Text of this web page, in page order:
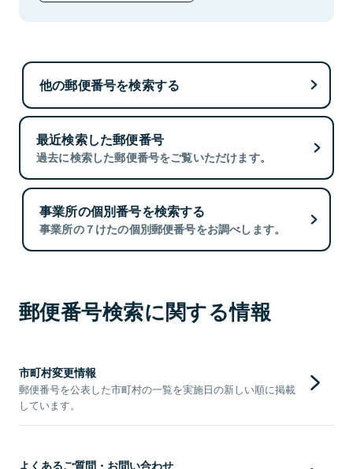
他の郵便番号を検索する
最近検索した郵便番号
過去に検索した郵便番号をご覧いただけます。
事業所の個別番号を検索する
事業所の７けたの個別郵便番号をお調べします。
郵便番号検索に関する情報
市町村変更情報
郵便番号を公表した市町村の一覧を実施日の新しい順に掲載
しています。
よくあるご質問・お問い合わせ